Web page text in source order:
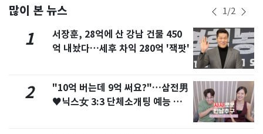
많이 본 뉴스 1/2
1
서장훈, 28억에 산 강남 건물 450
억 내놨다…세후 차익 280억 '잭팟'
2
"10억 버는데 9억 써요?"…삼전男
♥닉스女 3:3 단체소개팅 예능 화